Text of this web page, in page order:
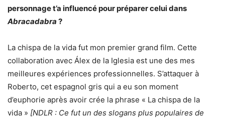
personnage t’a influencé pour préparer celui dans
Abracadabra ?
La chispa de la vida fut mon premier grand film. Cette
collaboration avec Álex de la Iglesia est une des mes
meilleures expériences professionnelles. S’attaquer à
Roberto, cet espagnol gris qui a eu son moment
d’euphorie après avoir crée la phrase « La chispa de la
vida » [NDLR : Ce fut un des slogans plus populaires de